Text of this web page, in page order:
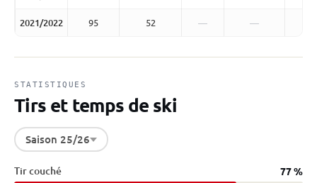
2021/2022 95 52 — —
STATISTIQUES
Tirs et temps de ski
Saison 25/26
Tir couché 77 %